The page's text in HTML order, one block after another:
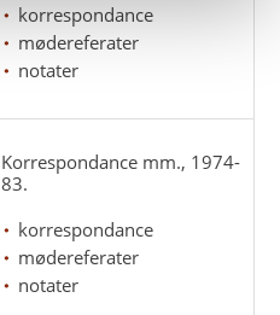
korrespondance
mødereferater
notater
Korrespondance mm., 1974-
83.
korrespondance
mødereferater
notater